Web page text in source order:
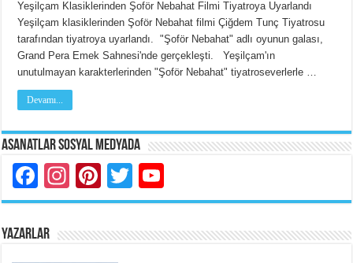
Yeşilçam Klasiklerinden Şoför Nebahat Filmi Tiyatroya Uyarlandı
Yeşilçam klasiklerinden Şoför Nebahat filmi Çiğdem Tunç Tiyatrosu
tarafından tiyatroya uyarlandı. "Şoför Nebahat" adlı oyunun galası,
Grand Pera Emek Sahnesi'nde gerçekleşti. Yeşilçam'ın
unutulmayan karakterlerinden "Şoför Nebahat" tiyatroseverlerle …
Devamı...
Asanatlar Sosyal Medyada
Facebook
Instagram
Pinterest
Twitter
YAZARLAR